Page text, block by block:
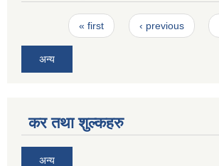
Pages« first ‹ previous
अन्य
कर तथा शुल्कहरु
अन्य